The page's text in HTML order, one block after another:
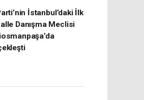
İstanbul’daki İlk
Danışma Meclisi